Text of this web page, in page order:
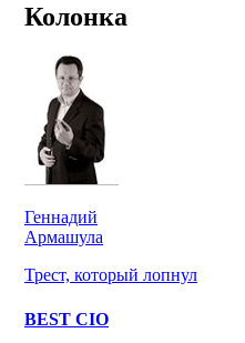
Колонка
Геннадий
Армашула
Трест, который лопнул
BEST CIO